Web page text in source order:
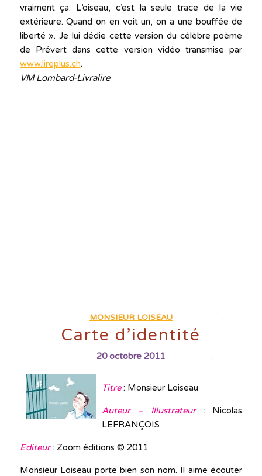
vraiment ça. L’oiseau, c’est la seule trace de la vie
extérieure. Quand on en voit un, on a une bouffée de
liberté ». Je lui dédie cette version du célèbre poème
de Prévert dans cette version vidéo transmise par
www.lireplus.ch.
VM Lombard-Livralire
MONSIEUR LOISEAU
Carte d’identité
20 octobre 2011
Titre: Monsieur Loiseau
Auteur – Illustrateur : Nicolas
LEFRANÇOIS
Editeur: Zoom éditions © 2011
Monsieur Loiseau porte bien son nom. Il aime écouter